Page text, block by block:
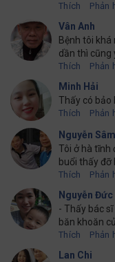
Thích Phản
Vân Anh
Bệnh tôi
dần thì cũng
Thích Phản
Minh Hải
Thấy có bảo
Thích Phản
Nguyễn Sâm
Tôi ở hà tĩnh
buổi thấy đỡ
Thích Phản
Nguyễn Đức
- Thấy bác
băn khoăn
Thích Phản
Lan Chi